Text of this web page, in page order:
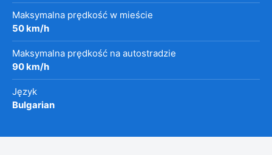
Maksymalna prędkość w mieście
50 km/h
Maksymalna prędkość na autostradzie
90 km/h
Język
Bulgarian